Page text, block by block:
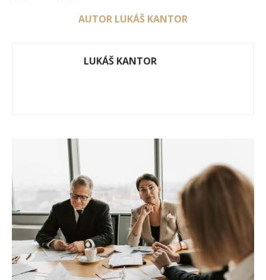
AUTOR LUKÁŠ KANTOR
LUKÁŠ KANTOR